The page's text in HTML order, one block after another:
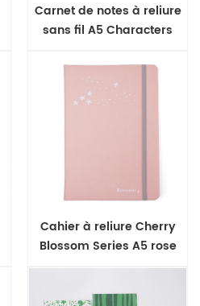
Carnet de notes à reliure
sans fil A5 Characters
Cahier à reliure Cherry
Blossom Series A5 rose
avec étui à étoiles